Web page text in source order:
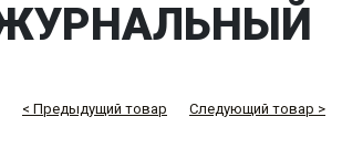
< Предыдущий товар Следующий товар >